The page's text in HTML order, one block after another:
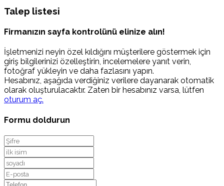
Talep listesi
Firmanızın sayfa kontrolünü elinize alın!
İşletmenizi neyin özel kıldığını müşterilere göstermek için
giriş bilgilerinizi özelleştirin, incelemelere yanıt verin,
fotoğraf yükleyin ve daha fazlasını yapın.
Hesabınız, aşağıda verdiğiniz verilere dayanarak otomatik
olarak oluşturulacaktır. Zaten bir hesabınız varsa, lütfen
oturum aç.
Formu doldurun